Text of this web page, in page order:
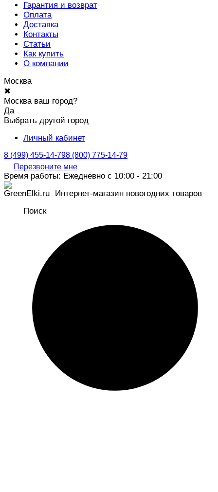
Гарантия и возврат
Оплата
Доставка
Контакты
Статьи
Как купить
О компании
Москва
✖
Москва ваш город?
Да
Выбрать другой город
Личный кабинет
8 (499) 455-14-798 (800) 775-14-79
Перезвоните мне
Время работы: Ежедневно с 10:00 - 21:00
Интернет-магазин новогодних товаров
Поиск